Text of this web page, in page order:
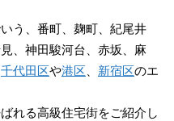
う、番町、麹町、紀尾井
、神田駿河台、赤坂、麻
千代田区や港区 新宿区のエ
れる高級住宅街をご紹介し